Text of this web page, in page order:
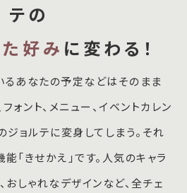
テの
好み に変わる！
るあなたの予定などはそのまま
ォント、メニュー、イベントカレン
ョルテに変身してしまう。それ
「きせかえ」です。人気のキャラ
おしゃれなデザインなど、全チェ